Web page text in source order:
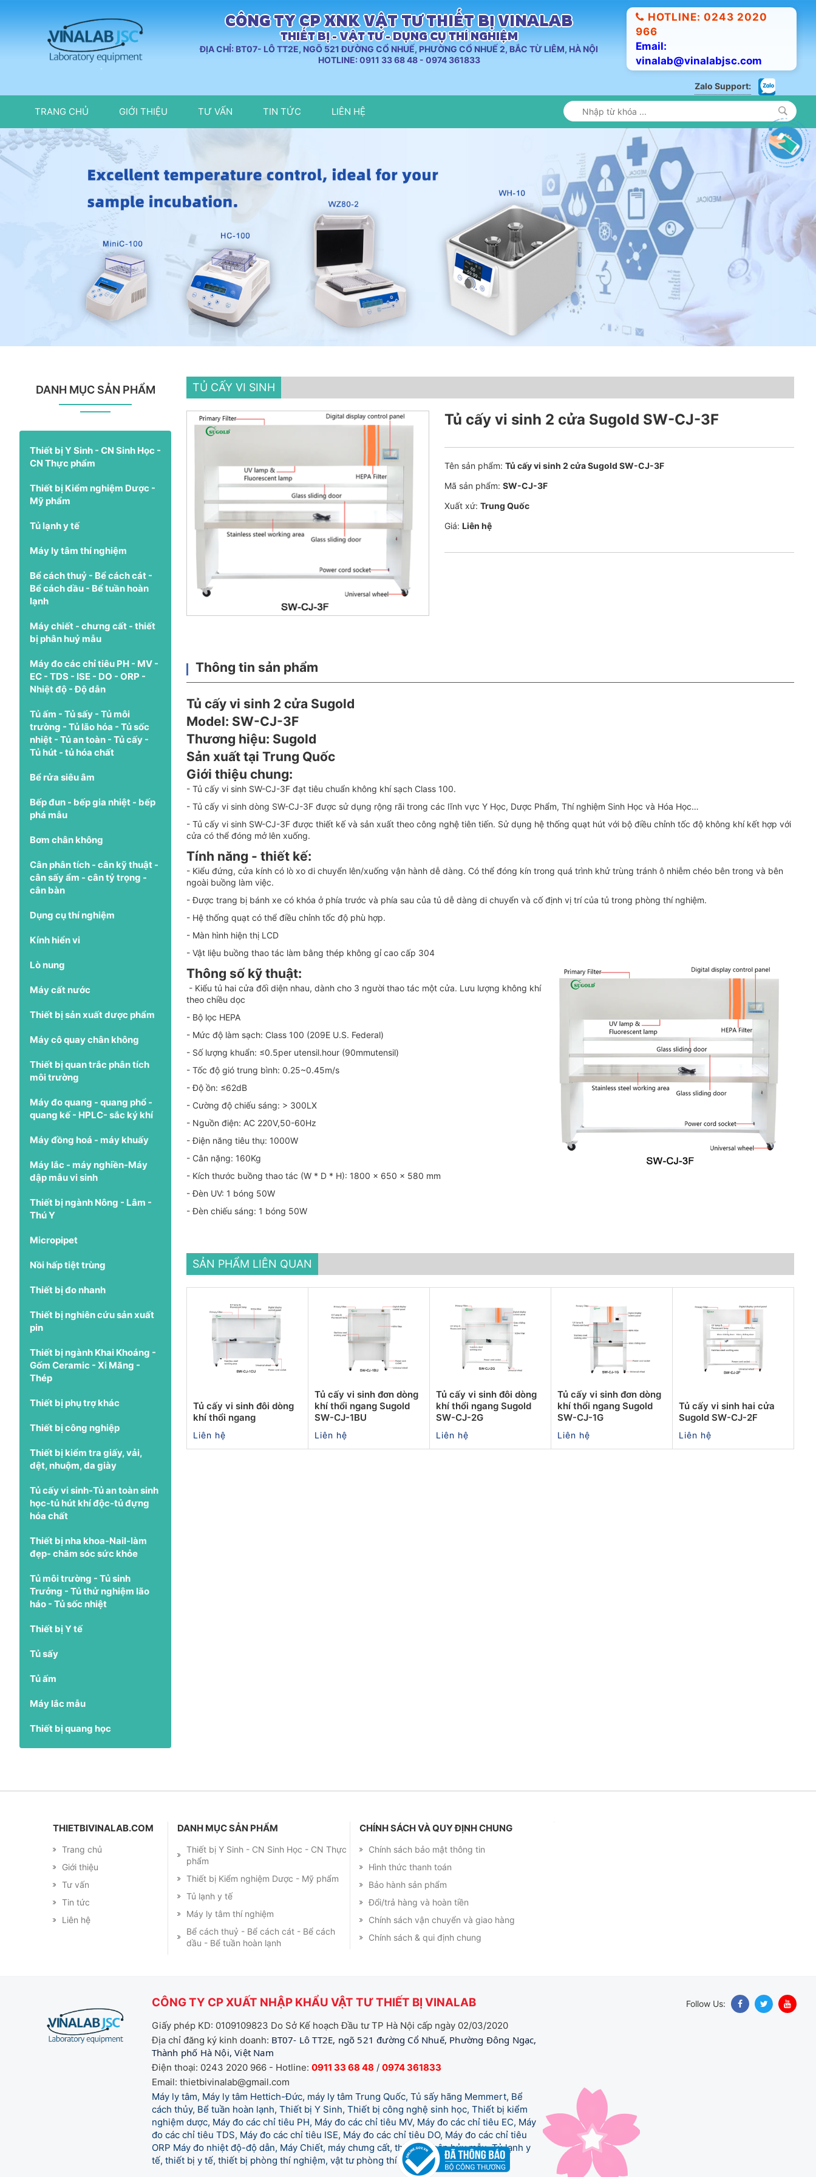
CÔNG TY CP XNK VẬT TƯ THIẾT BỊ VINALAB
THIẾT BỊ - VẬT TƯ - DỤNG CỤ THÍ NGHIỆM
ĐỊA CHỈ: BT07- LÔ TT2E, NGÕ 521 ĐƯỜNG CỔ NHUẾ, PHƯỜNG CỔ NHUẾ 2, BẮC TỪ LIÊM, HÀ NỘI
HOTLINE: 0911 33 68 48 - 0974 361833
HOTLINE: 0243 2020
966
Email:
vinalab@vinalabjsc.com
Zalo Support:
TRANG CHỦ GIỚI THIỆU TƯ VẤN TIN TỨC LIÊN HỆ
DANH MỤC SẢN PHẨM
Thiết bị Y Sinh - CN Sinh Học -
CN Thực phẩm
Thiết bị Kiểm nghiệm Dược -
Mỹ phẩm
Tủ lạnh y tế
Máy ly tâm thí nghiệm
Bể cách thuỷ - Bể cách cát -
Bể cách dầu - Bể tuần hoàn
lạnh
Máy chiết - chưng cất - thiết
bị phân huỷ mẫu
Máy đo các chỉ tiêu PH - MV -
EC - TDS - ISE - DO - ORP -
Nhiệt độ - Độ dẫn
Tủ ấm - Tủ sấy - Tủ môi
trường - Tủ lão hóa - Tủ sốc
nhiệt - Tủ an toàn - Tủ cấy -
Tủ hút - tủ hóa chất
Bể rửa siêu âm
Bếp đun - bếp gia nhiệt - bếp
phá mẫu
Bơm chân không
Cân phân tích - cân kỹ thuật -
cân sấy ẩm - cân tỷ trọng -
cân bàn
Dụng cụ thí nghiệm
Kính hiển vi
Lò nung
Máy cất nước
Thiết bị sản xuất dược phẩm
Máy cô quay chân không
Thiết bị quan trắc phân tích
môi trường
Máy đo quang - quang phổ -
quang kế - HPLC- sắc ký khí
Máy đồng hoá - máy khuấy
Máy lắc - máy nghiền-Máy
dập mẫu vi sinh
Thiết bị ngành Nông - Lâm -
Thú Y
Micropipet
Nồi hấp tiệt trùng
Thiết bị đo nhanh
Thiết bị nghiên cứu sản xuất
pin
Thiết bị ngành Khai Khoáng -
Gốm Ceramic - Xi Măng -
Thép
Thiết bị phụ trợ khác
Thiết bị công nghiệp
Thiết bị kiểm tra giấy, vải,
dệt, nhuộm, da giày
Tủ cấy vi sinh-Tủ an toàn sinh
học-tủ hút khí độc-tủ đựng
hóa chất
Thiết bị nha khoa-Nail-làm
đẹp- chăm sóc sức khỏe
Tủ môi trường - Tủ sinh
Trưởng - Tủ thử nghiệm lão
háo - Tủ sốc nhiệt
Thiết bị Y tế
Tủ sấy
Tủ ấm
Máy lắc mẫu
Thiết bị quang học
TỦ CẤY VI SINH
Tủ cấy vi sinh 2 cửa Sugold SW-CJ-3F
Tên sản phẩm: Tủ cấy vi sinh 2 cửa Sugold SW-CJ-3F
Mã sản phẩm: SW-CJ-3F
Xuất xứ: Trung Quốc
Giá: Liên hệ
Thông tin sản phẩm
Tủ cấy vi sinh 2 cửa Sugold
Model: SW-CJ-3F
Thương hiệu: Sugold
Sản xuất tại Trung Quốc
Giới thiệu chung:
- Tủ cấy vi sinh SW-CJ-3F đạt tiêu chuẩn không khí sạch Class 100.
- Tủ cấy vi sinh dòng SW-CJ-3F được sử dụng rộng rãi trong các lĩnh vực Y Học, Dược Phẩm, Thí nghiệm Sinh Học và Hóa Học…
- Tủ cấy vi sinh SW-CJ-3F được thiết kế và sản xuất theo công nghệ tiên tiến. Sử dụng hệ thống quạt hút với bộ điều chỉnh tốc độ không khí kết hợp với
cửa có thể đóng mở lên xuống.
Tính năng - thiết kế:
- Kiểu đứng, cửa kính có lò xo di chuyển lên/xuống vận hành dễ dàng. Có thể đóng kín trong quá trình khử trùng tránh ô nhiễm chéo bên trong và bên
ngoài buồng làm việc.
- Được trang bị bánh xe có khóa ở phía trước và phía sau của tủ dễ dàng di chuyển và cố định vị trí của tủ trong phòng thí nghiệm.
- Hệ thống quạt có thể điều chỉnh tốc độ phù hợp.
- Màn hình hiện thị LCD
- Vật liệu buồng thao tác làm bằng thép không gỉ cao cấp 304
Thông số kỹ thuật:
- Kiểu tủ hai cửa đối diện nhau, dành cho 3 người thao tác một cửa. Lưu lượng không khí
theo chiều dọc
- Bộ lọc HEPA
- Mức độ làm sạch: Class 100 (209E U.S. Federal)
- Số lượng khuẩn: ≤0.5per utensil.hour (90mmutensil)
- Tốc độ gió trung bình: 0.25~0.45m/s
- Độ ồn: ≤62dB
- Cường độ chiếu sáng: > 300LX
- Nguồn điện: AC 220V,50-60Hz
- Điện năng tiêu thụ: 1000W
- Cân nặng: 160Kg
- Kích thước buồng thao tác (W * D * H): 1800 x 650 x 580 mm
- Đèn UV: 1 bóng 50W
- Đèn chiếu sáng: 1 bóng 50W
SẢN PHẨM LIÊN QUAN
Tủ cấy vi sinh đôi dòng
khí thổi ngang
Liên hệ
Tủ cấy vi sinh đơn dòng
khí thổi ngang Sugold
SW-CJ-1BU
Liên hệ
Tủ cấy vi sinh đôi dòng
khí thổi ngang Sugold
SW-CJ-2G
Liên hệ
Tủ cấy vi sinh đơn dòng
khí thổi ngang Sugold
SW-CJ-1G
Liên hệ
Tủ cấy vi sinh hai cửa
Sugold SW-CJ-2F
Liên hệ
THIETBIVINALAB.COM
Trang chủ
Giới thiệu
Tư vấn
Tin tức
Liên hệ
DANH MỤC SẢN PHẨM
Thiết bị Y Sinh - CN Sinh Học - CN Thực
phẩm
Thiết bị Kiểm nghiệm Dược - Mỹ phẩm
Tủ lạnh y tế
Máy ly tâm thí nghiệm
Bể cách thuỷ - Bể cách cát - Bể cách
dầu - Bể tuần hoàn lạnh
CHÍNH SÁCH VÀ QUY ĐỊNH CHUNG
Chính sách bảo mật thông tin
Hình thức thanh toán
Bảo hành sản phẩm
Đổi/trả hàng và hoàn tiền
Chính sách vận chuyển và giao hàng
Chính sách & qui định chung
CÔNG TY CP XUẤT NHẬP KHẨU VẬT TƯ THIẾT BỊ VINALAB
Giấy phép KD: 0109109823 Do Sở Kế hoạch Đầu tư TP Hà Nội cấp ngày 02/03/2020
Địa chỉ đăng ký kinh doanh: BT07- Lô TT2E, ngõ 521 đường Cổ Nhuế, Phường Đông Ngạc,
Thành phố Hà Nội, Việt Nam
Điện thoại: 0243 2020 966 - Hotline: 0911 33 68 48 / 0974 361833
Email: thietbivinalab@gmail.com
Máy ly tâm, Máy ly tâm Hettich-Đức, máy ly tâm Trung Quốc, Tủ sấy hãng Memmert, Bể
cách thủy, Bể tuần hoàn lạnh, Thiết bị Y Sinh, Thiết bị công nghệ sinh học, Thiết bị kiểm
nghiệm dược, Máy đo các chỉ tiêu PH, Máy đo các chỉ tiêu MV, Máy đo các chỉ tiêu EC, Máy
đo các chỉ tiêu TDS, Máy đo các chỉ tiêu ISE, Máy đo các chỉ tiêu DO, Máy đo các chỉ tiêu
ORP Máy đo nhiệt độ-độ dẫn, Máy Chiết, máy chưng cất, thiết bị phân hủy mẫu, Tủ lạnh y
tế, thiết bị y tế, thiết bị phòng thí nghiệm, vật tư phòng thí nghiệm, vật tư y tế.
Follow Us: